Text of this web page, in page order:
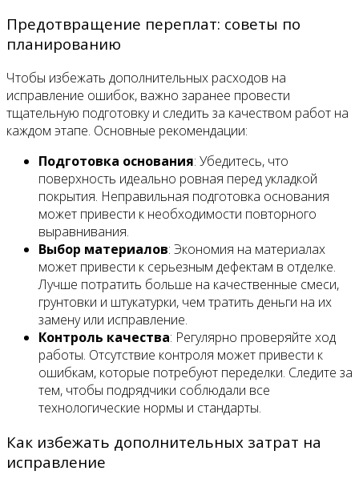
Предотвращение переплат: советы по
планированию
Чтобы избежать дополнительных расходов на
исправление ошибок, важно заранее провести
тщательную подготовку и следить за качеством работ на
каждом этапе. Основные рекомендации:
Подготовка основания: Убедитесь, что
поверхность идеально ровная перед укладкой
покрытия. Неправильная подготовка основания
может привести к необходимости повторного
выравнивания.
Выбор материалов: Экономия на материалах
может привести к серьезным дефектам в отделке.
Лучше потратить больше на качественные смеси,
грунтовки и штукатурки, чем тратить деньги на их
замену или исправление.
Контроль качества: Регулярно проверяйте ход
работы. Отсутствие контроля может привести к
ошибкам, которые потребуют переделки. Следите за
тем, чтобы подрядчики соблюдали все
технологические нормы и стандарты.
Как избежать дополнительных затрат на
исправление